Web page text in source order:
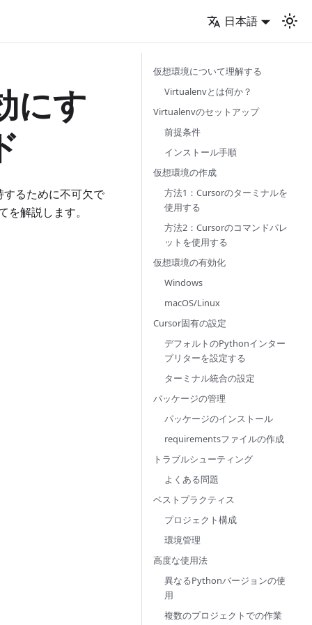
日本語
にす
るために不可欠で
解説します。
仮想環境について理解する
Virtualenvとは何か？
Virtualenvのセットアップ
前提条件
インストール手順
仮想環境の作成
方法1：Cursorのターミナルを
使用する
方法2：Cursorのコマンドパレ
ットを使用する
仮想環境の有効化
Windows
macOS/Linux
Cursor固有の設定
デフォルトのPythonインター
プリターを設定する
ターミナル統合の設定
パッケージの管理
パッケージのインストール
requirementsファイルの作成
トラブルシューティング
よくある問題
ベストプラクティス
プロジェクト構成
環境管理
高度な使用法
異なるPythonバージョンの使
用
複数のプロジェクトでの作業